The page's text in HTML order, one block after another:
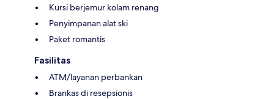
Kursi berjemur kolam renang
Penyimpanan alat ski
Paket romantis
Fasilitas
ATM/layanan perbankan
Brankas di resepsionis